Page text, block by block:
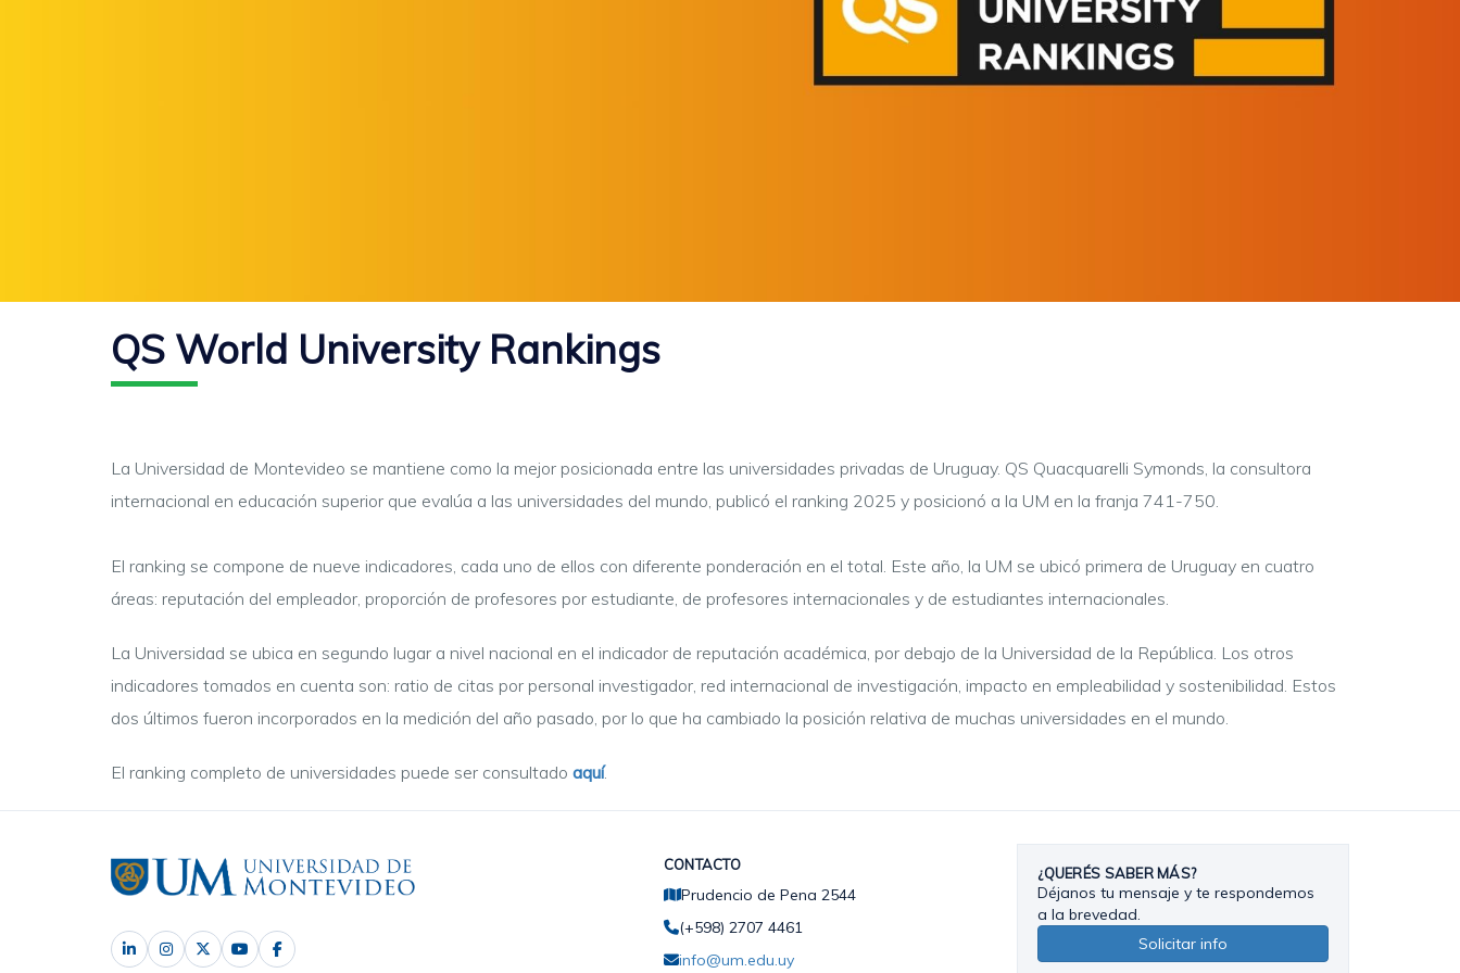
QS World University Rankings
La Universidad de Montevideo se mantiene como la mejor posicionada entre las universidades privadas de Uruguay. QS Quacquarelli Symonds, la consultora
internacional en educación superior que evalúa a las universidades del mundo, publicó el ranking 2025 y posicionó a la UM en la franja 741-750.
El ranking se compone de nueve indicadores, cada uno de ellos con diferente ponderación en el total. Este año, la UM se ubicó primera de Uruguay en cuatro
áreas: reputación del empleador, proporción de profesores por estudiante, de profesores internacionales y de estudiantes internacionales.
La Universidad se ubica en segundo lugar a nivel nacional en el indicador de reputación académica, por debajo de la Universidad de la República. Los otros
indicadores tomados en cuenta son: ratio de citas por personal investigador, red internacional de investigación, impacto en empleabilidad y sostenibilidad. Estos
dos últimos fueron incorporados en la medición del año pasado, por lo que ha cambiado la posición relativa de muchas universidades en el mundo.
El ranking completo de universidades puede ser consultado aquí.
CONTACTO
Prudencio de Pena 2544
(+598) 2707 4461
info@um.edu.uy
¿QUERÉS SABER MÁS?
Déjanos tu mensaje y te respondemos
a la brevedad.
Solicitar info